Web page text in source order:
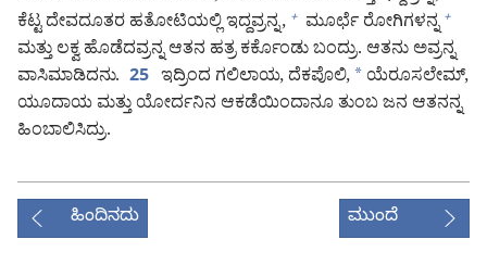
ಕೆಟ್ಟ ದೇವದೂತರ ಹತೋಟಿಯಲ್ಲಿ ಇದ್ದವ್ರನ್ನ, + ಮೂರ್ಛೆ ರೋಗಿಗಳನ್ನ +
ಮತ್ತು ಲಕ್ವ ಹೊಡೆದವ್ರನ್ನ ಆತನ ಹತ್ರ ಕರ್ಕೊಂಡು ಬಂದ್ರು. ಆತನು ಅವ್ರನ್ನ
ವಾಸಿಮಾಡಿದನು. 25 ಇದ್ರಿಂದ ಗಲಿಲಾಯ, ದೆಕಪೊಲಿ, *ಯೆರೂಸಲೇಮ್‌,
ಯೂದಾಯ ಮತ್ತು ಯೋರ್ದನಿನ ಆಕಡೆಯಿಂದಾನೂ ತುಂಬ ಜನ ಆತನನ್ನ
ಹಿಂಬಾಲಿಸಿದ್ರು.
ಹಿಂದಿನದು ಮುಂದೆ